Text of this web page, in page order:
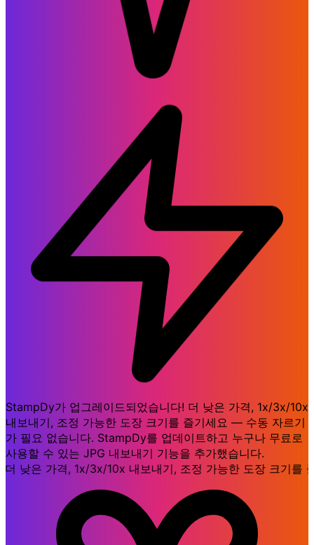
StampDy가 업그레이드되었습니다! 더 낮은 가격, 1x/3x/10x
내보내기, 조정 가능한 도장 크기를 즐기세요 — 수동 자르기
가 필요 없습니다. StampDy를 업데이트하고 누구나 무료로
사용할 수 있는 JPG 내보내기 기능을 추가했습니다.
낮은 가격, 1x/3x/10x 내보내기, 조정 가능한 도장 크기를